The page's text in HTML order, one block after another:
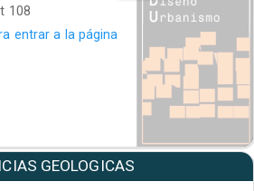
108
entrar a la página
GEOLOGICAS